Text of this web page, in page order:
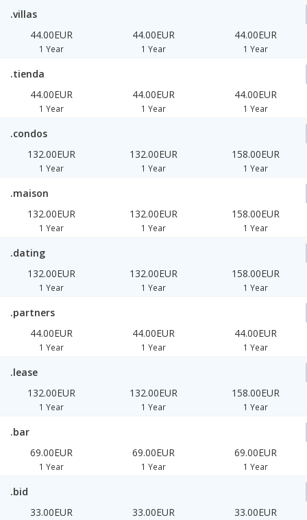
.villas
44.00EUR
1 Year
44.00EUR
1 Year
44.00EUR
1 Year
.tienda
44.00EUR
1 Year
44.00EUR
1 Year
44.00EUR
1 Year
.condos
132.00EUR
1 Year
132.00EUR
1 Year
158.00EUR
1 Year
.maison
132.00EUR
1 Year
132.00EUR
1 Year
158.00EUR
1 Year
.dating
132.00EUR
1 Year
132.00EUR
1 Year
158.00EUR
1 Year
.partners
44.00EUR
1 Year
44.00EUR
1 Year
44.00EUR
1 Year
.lease
132.00EUR
1 Year
132.00EUR
1 Year
158.00EUR
1 Year
.bar
69.00EUR
1 Year
69.00EUR
1 Year
69.00EUR
1 Year
.bid
33.00EUR
33.00EUR 33.00EUR